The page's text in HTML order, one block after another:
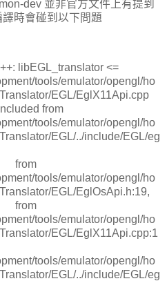
dev 並非官方文件上有提到
時會碰到以下問題
libEGL_translator <=
tools/emulator/opengl/ho
EGL/EglX11Api.cpp
from
tools/emulator/opengl/ho
EGL/../include/EGL/eg
tools/emulator/opengl/ho
EGL/EglOsApi.h:19,
tools/emulator/opengl/ho
EGL/EglX11Api.cpp:1
tools/emulator/opengl/ho
EGL/../include/EGL/eg